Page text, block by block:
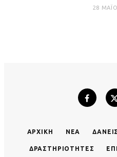
28
ΑΡΧΙΚΉ ΝΈΑ
ΔΡΑΣΤΗΡΙΌΤΗΤΕΣ